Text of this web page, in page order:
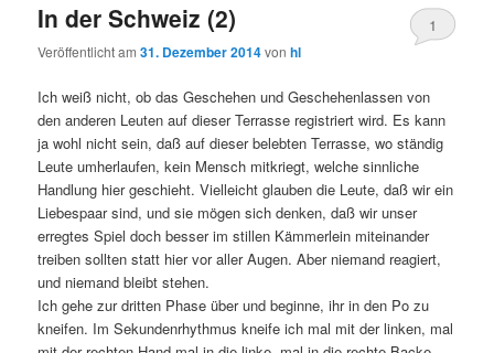
In der Schweiz (2)
Veröffentlicht am31. Dezember 2014vonhl
1
Ich weiß nicht, ob das Geschehen und Geschehenlassen von
den anderen Leuten auf dieser Terrasse registriert wird. Es kann
ja wohl nicht sein, daß auf dieser belebten Terrasse, wo ständig
Leute umherlaufen, kein Mensch mitkriegt, welche sinnliche
Handlung hier geschieht. Vielleicht glauben die Leute, daß wir ein
Liebespaar sind, und sie mögen sich denken, daß wir unser
erregtes Spiel doch besser im stillen Kämmerlein miteinander
treiben sollten statt hier vor aller Augen. Aber niemand reagiert,
und niemand bleibt stehen.
Ich gehe zur dritten Phase über und beginne, ihr in den Po zu
kneifen. Im Sekundenrhythmus kneife ich mal mit der linken, mal